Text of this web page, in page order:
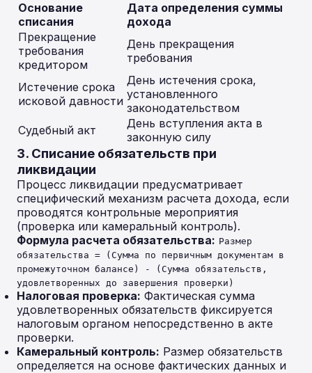
Основание
списания
Дата определения суммы
дохода
Прекращение
требования
кредитором
День прекращения
требования
Истечение срока
исковой давности
День истечения срока,
установленного
законодательством
Судебный акт
День вступления акта в
законную силу
3. Списание обязательств при
ликвидации
Процесс ликвидации предусматривает
специфический механизм расчета дохода, если
проводятся контрольные мероприятия
(проверка или камеральный контроль).
Формула расчета обязательства: Размер
обязательства = (Сумма по первичным документам в
промежуточном балансе) - (Сумма обязательств,
удовлетворенных до завершения проверки)
Налоговая проверка: Фактическая сумма
удовлетворенных обязательств фиксируется
налоговым органом непосредственно в акте
проверки.
Камеральный контроль: Размер обязательств
определяется на основе фактических данных и